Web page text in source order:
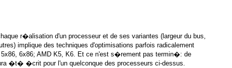
r�alisation d'un processeur et de ses variantes (largeur du bus,
implique des techniques d'optimisations parfois radicalement
6x86; AMD K5, K6. Et ce n'est s�rement pas termin�: de
�t� �crit pour l'un quelconque des processeurs ci-dessus.